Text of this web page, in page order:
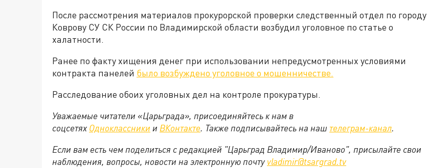
После рассмотрения материалов прокурорской проверки следственный отдел по городу
Коврову СУ СК России по Владимирской области возбудил уголовное по статье о
халатности.
Ранее по факту хищения денег при использовании непредусмотренных условиями
контракта панелей было возбуждено уголовное о мошенничестве.
Расследование обоих уголовных дел на контроле прокуратуры.
Уважаемые читатели «Царьграда», присоединяйтесь к нам в
соцсетях Одноклассники и ВКонтакте. Также подписывайтесь на наш телеграм-канал.
Если вам есть чем поделиться с редакцией "Царьград Владимир/Иваново", присылайте свои
наблюдения, вопросы, новости на электронную почту vladimir@tsargrad.tv